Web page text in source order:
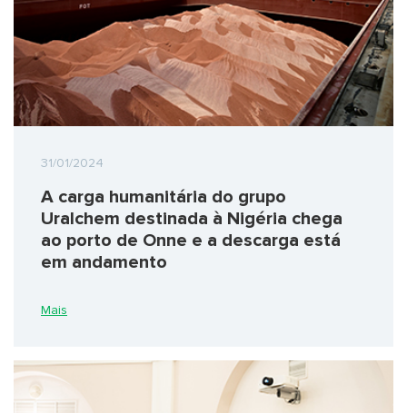
31/01/2024
A carga humanitária do grupo
Uralchem destinada à Nigéria chega
ao porto de Onne e a descarga está
em andamento
Mais